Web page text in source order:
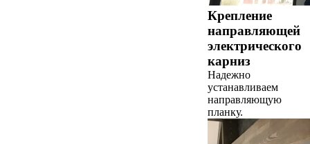
Крепление
направляющей
электрического
карниз
Надежно
устанавливаем
направляющую
планку.